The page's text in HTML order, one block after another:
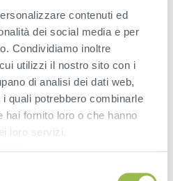
contenuti ed
dei social media e per
Condividiamo inoltre
utilizzi il nostro sito con i
di analisi dei dati web,
quali potrebbero combinarle
hai fornito loro o che hanno
loro servizi.
that need to be performed
lockup times and improving
PARLORBOSS TODAY